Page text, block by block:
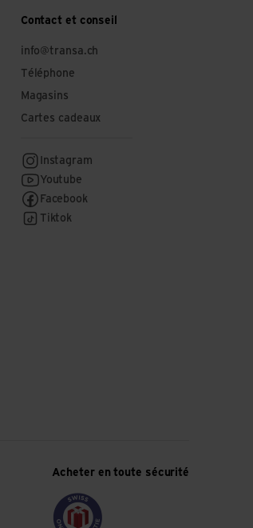
Contact et conseil
info@transa.ch
Téléphone
Magasins
Cartes cadeaux
Instagram
Youtube
Facebook
Tiktok
Acheter en toute sécurité